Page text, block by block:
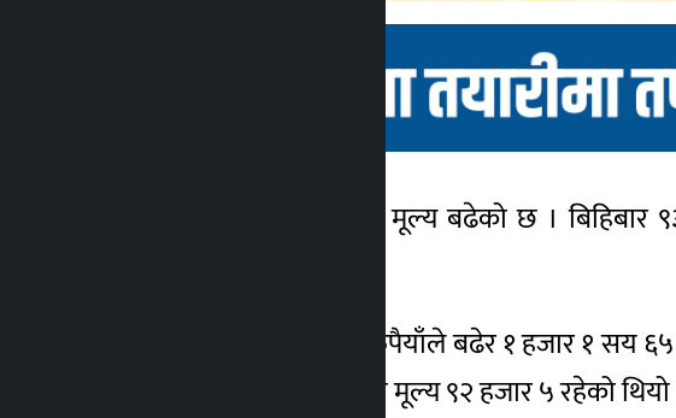
काठमाडौं । शुक्रबार सुनको मूल्य बढेको छ । बिहिबार
यता चाँदीको मूल्य पनि १० रुपैयाँले बढेर १ हजार १ सय
रहेको छ भने बिहिबार यसको मूल्य ९२ हजार ५ रहेको थियो